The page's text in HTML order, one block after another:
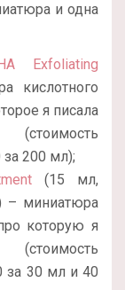
и одна
Exfoliating
кислотного
я писала
200 мл);
(15 мл,
– миниатюра
которую я
за 30 мл и 40